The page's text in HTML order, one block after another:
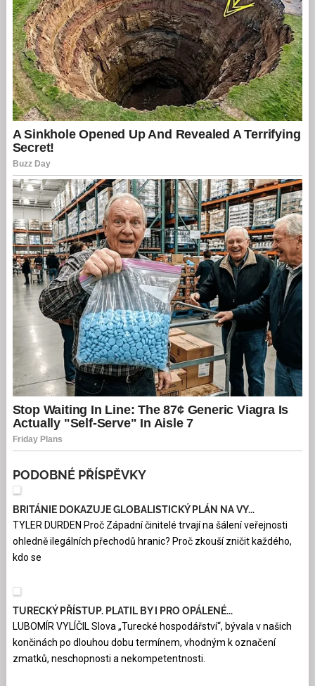
PODOBNÉ PŘÍSPĚVKY
BRITÁNIE DOKAZUJE GLOBALISTICKÝ PLÁN NA VY...
TYLER DURDEN Proč Západní činitelé trvají na šálení veřejnosti
ohledně ilegálních přechodů hranic? Proč zkouší zničit každého,
kdo se
TURECKÝ PŘÍSTUP. PLATIL BY I PRO OPÁLENÉ...
LUBOMÍR VYLÍČIL Slova „Turecké hospodářství“, bývala v našich
končinách po dlouhou dobu termínem, vhodným k označení
zmatků, neschopnosti a nekompetentnosti.